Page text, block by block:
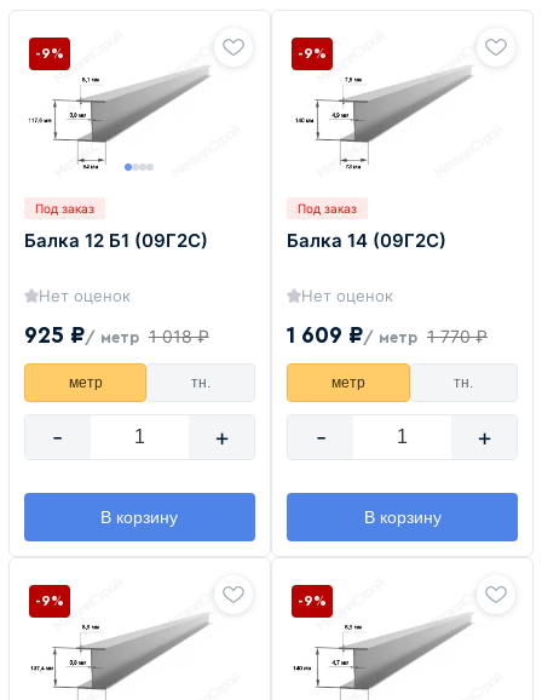
Под заказ
Балка 12 Б1 (09Г2С)
Нет оценок
925 ₽/ метр 1 018 ₽
-9%
метр тн.
- +
В корзину
Под заказ
Балка 14 (09Г2С)
Нет оценок
1 609 ₽/ метр 1 770 ₽
-9%
метр тн.
- +
В корзину
-9% -9%